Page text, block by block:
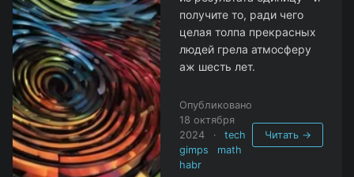
получите то, ради чего
целая толпа прекрасных
людей грела атмосферу
аж шесть лет.
Опубликовано
18 октября
2024
·
tech
gimps
math
habr
Читать →